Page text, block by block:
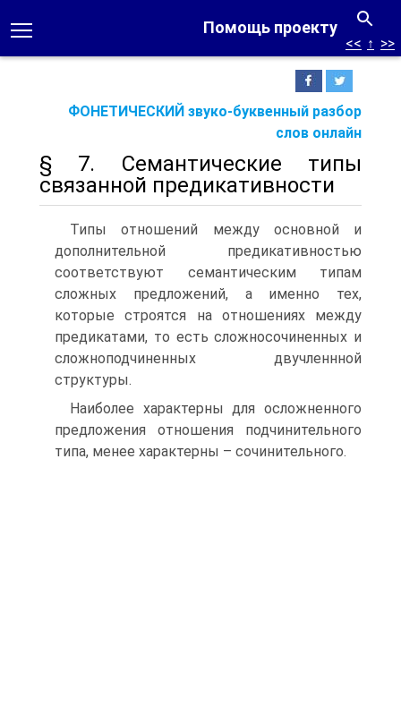
Помощь проекту
ФОНЕТИЧЕСКИЙ звуко-буквенный разбор
слов онлайн
<< ↑ >>
§ 7. Семантические типы
связанной предикативности
Типы отношений между основной и
дополнительной предикативностью
соответствуют семантическим типам
сложных предложений, а именно тех,
которые строятся на отношениях между
предикатами, то есть сложносочиненных и
сложноподчиненных двучленнной
структуры.
Наиболее характерны для осложненного
предложения отношения подчинительного
типа, менее характерны – сочинительного.